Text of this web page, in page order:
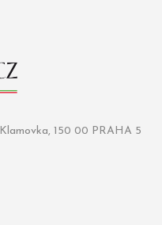
150 00 PRAHA 5